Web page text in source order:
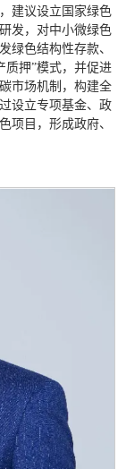
建议设立国家绿色
发，对中小微绿色
绿色结构性存款、
质押”模式，并促进
市场机制，构建全
设立专项基金、政
项目，形成政府、